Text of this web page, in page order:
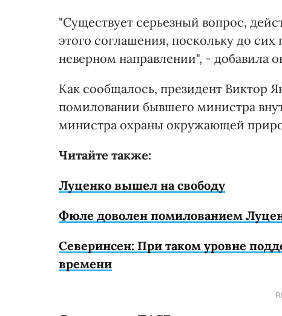
"Существует серьезный вопрос,
этого соглашения, поскольку до
неверном направлении", - добавила
Как сообщалось, президент Виктор
помиловании бывшего министра
министра охраны окружающей
Читайте также:
Луценко вышел на свободу
Фюле доволен помилованием
Северинсен: При таком уровне
времени